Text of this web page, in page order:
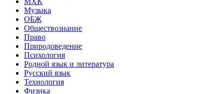
Музыка
ОБЖ
Обществознание
Право
Природоведение
Психология
Родной язык и литература
Русский язык
Технология
Физика